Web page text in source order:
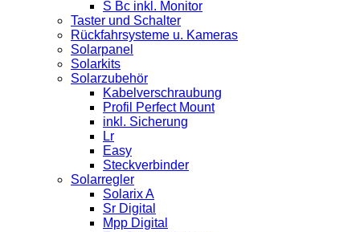
S Bc inkl. Monitor
Taster und Schalter
Rückfahrsysteme u. Kameras
Solarpanel
Solarkits
Solarzubehör
Kabelverschraubung
Profil Perfect Mount
inkl. Sicherung
Lr
Easy
Steckverbinder
Solarregler
Solarix A
Sr Digital
Mpp Digital